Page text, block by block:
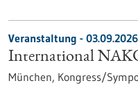
Veranstaltung - 03.09.2026
International
München, Kongress/